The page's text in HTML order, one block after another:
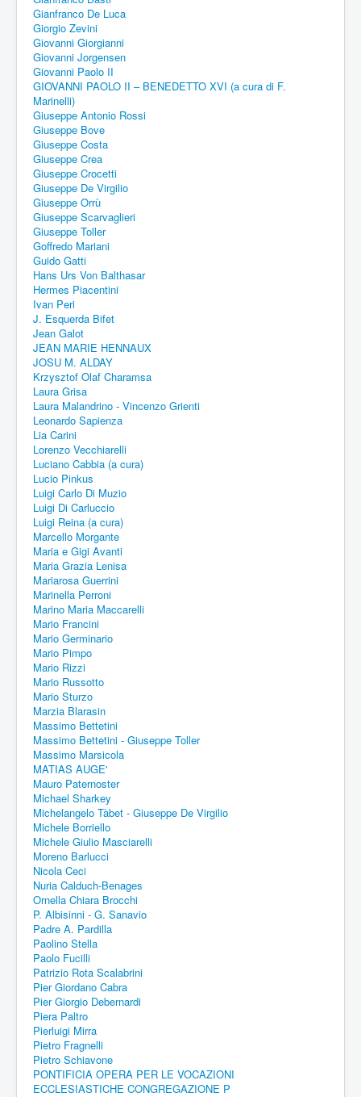
Gianfranco De Luca
Giorgio Zevini
Giovanni Giorgianni
Giovanni Jorgensen
Giovanni Paolo II
GIOVANNI PAOLO II – BENEDETTO XVI (a cura di F.
Marinelli)
Giuseppe Antonio Rossi
Giuseppe Bove
Giuseppe Costa
Giuseppe Crea
Giuseppe Crocetti
Giuseppe De Virgilio
Giuseppe Orrù
Giuseppe Scarvaglieri
Giuseppe Toller
Goffredo Mariani
Guido Gatti
Hans Urs Von Balthasar
Hermes Piacentini
Ivan Peri
J. Esquerda Bifet
Jean Galot
JEAN MARIE HENNAUX
JOSU M. ALDAY
Krzysztof Olaf Charamsa
Laura Grisa
Laura Malandrino - Vincenzo Grienti
Leonardo Sapienza
Lia Carini
Lorenzo Vecchiarelli
Luciano Cabbia (a cura)
Lucio Pinkus
Luigi Carlo Di Muzio
Luigi Di Carluccio
Luigi Reina (a cura)
Marcello Morgante
Maria e Gigi Avanti
Maria Grazia Lenisa
Mariarosa Guerrini
Marinella Perroni
Marino Maria Maccarelli
Mario Francini
Mario Germinario
Mario Pimpo
Mario Rizzi
Mario Russotto
Mario Sturzo
Marzia Blarasin
Massimo Bettetini
Massimo Bettetini - Giuseppe Toller
Massimo Marsicola
MATIAS AUGE'
Mauro Paternoster
Michael Sharkey
Michelangelo Tàbet - Giuseppe De Virgilio
Michele Borriello
Michele Giulio Masciarelli
Moreno Barlucci
Nicola Ceci
Nuria Calduch-Benages
Ornella Chiara Brocchi
P. Albisinni - G. Sanavio
Padre A. Pardilla
Paolino Stella
Paolo Fucilli
Patrizio Rota Scalabrini
Pier Giordano Cabra
Pier Giorgio Debernardi
Piera Paltro
Pierluigi Mirra
Pietro Fragnelli
Pietro Schiavone
PONTIFICIA OPERA PER LE VOCAZIONI
ECCLESIASTICHE CONGREGAZIONE P